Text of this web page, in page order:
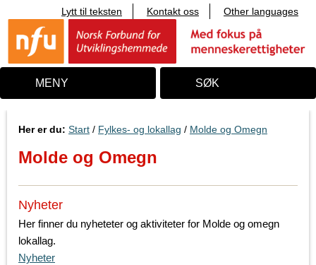
i
n
o
Lytt til teksten Kontakt oss Other languages
MENY SØK
Her er du: Start / Fylkes- og lokallag / Molde og Omegn
Molde og Omegn
Nyheter
Her finner du nyheteter og aktiviteter for Molde og omegn
lokallag.
Nyheter